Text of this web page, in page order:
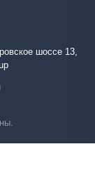
шоссе 13,